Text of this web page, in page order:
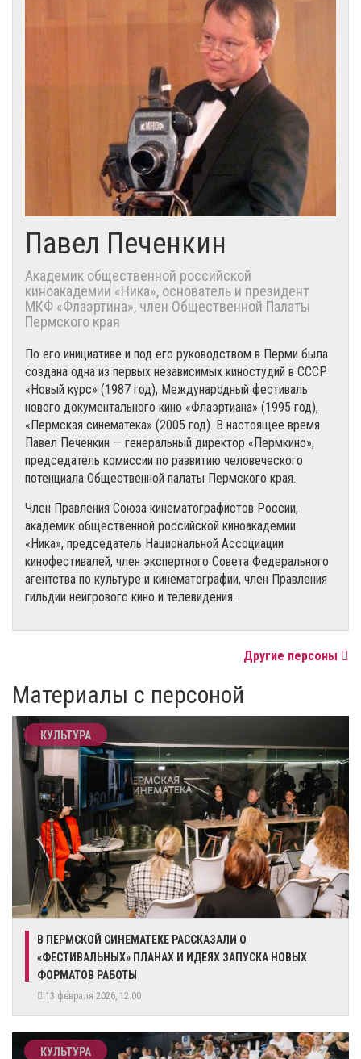
Павел Печенкин
Академик общественной российской
киноакадемии «Ника», основатель и президент
МКФ «Флаэртина», член Общественной Палаты
Пермского края
По его инициативе и под его руководством в Перми была
создана одна из первых независимых киностудий в СССР
«Новый курс» (1987 год), Международный фестиваль
нового документального кино «Флаэртиана» (1995 год),
«Пермская синематека» (2005 год). В настоящее время
Павел Печенкин — генеральный директор «Пермкино»,
председатель комиссии по развитию человеческого
потенциала Общественной палаты Пермского края.
Член Правления Союза кинематографистов России,
академик общественной российской киноакадемии
«Ника», председатель Национальной Ассоциации
кинофестивалей, член экспертного Совета Федерального
агентства по культуре и кинематографии, член Правления
гильдии неигрового кино и телевидения.
Другие персоны
Материалы с персоной
КУЛЬТУРА
В ПЕРМСКОЙ СИНЕМАТЕКЕ РАССКАЗАЛИ О
«ФЕСТИВАЛЬНЫХ» ПЛАНАХ И ИДЕЯХ ЗАПУСКА НОВЫХ
ФОРМАТОВ РАБОТЫ
13 февраля 2026, 12:00
КУЛЬТУРА